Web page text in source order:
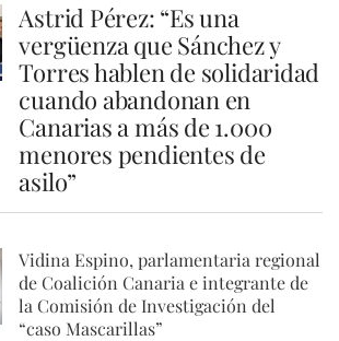
Astrid Pérez: “Es una
vergüenza que Sánchez y
Torres hablen de solidaridad
cuando abandonan en
Canarias a más de 1.000
menores pendientes de
asilo”
Vidina Espino, parlamentaria regional
de Coalición Canaria e integrante de
la Comisión de Investigación del
“caso Mascarillas”